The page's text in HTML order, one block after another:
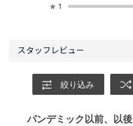
★ 1
絞り込み
パンデミック以前、以後